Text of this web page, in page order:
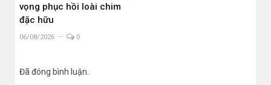
vọng phục hồi loài chim
đặc hữu
06/08/2026 0
Đã đóng bình luận.